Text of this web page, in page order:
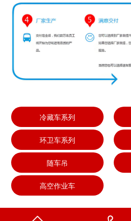
冷藏车系列
环卫车系列
随车吊
高空作业车